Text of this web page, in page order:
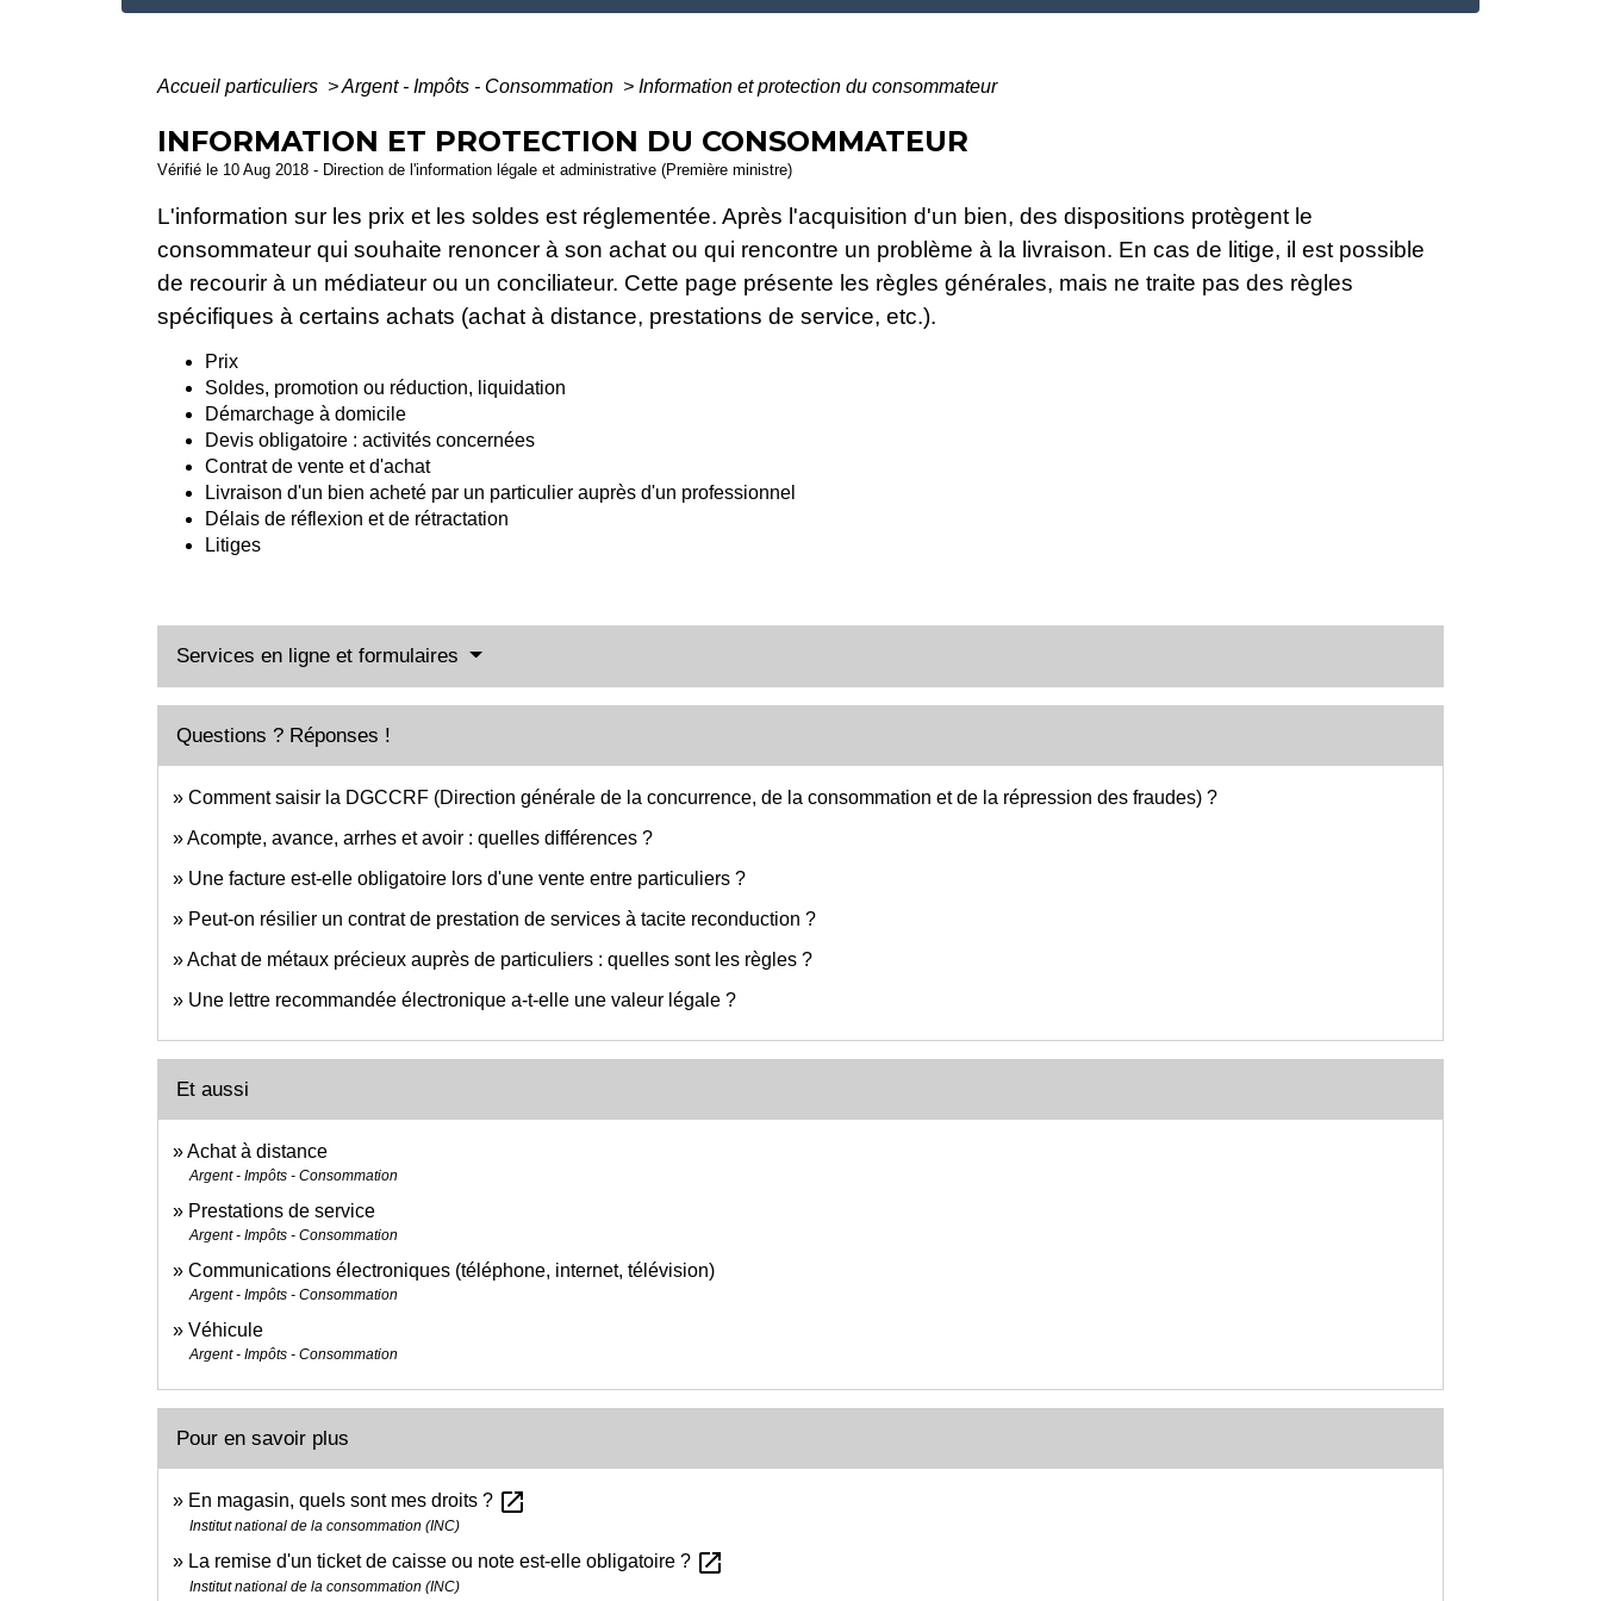
Accueil particuliers >Argent - Impôts - Consommation > Information et protection du consommateur
INFORMATION ET PROTECTION DU CONSOMMATEUR
Vérifié le 10 Aug 2018 - Direction de l'information légale et administrative (Première ministre)
L'information sur les prix et les soldes est réglementée. Après l'acquisition d'un bien, des dispositions protègent le
consommateur qui souhaite renoncer à son achat ou qui rencontre un problème à la livraison. En cas de litige, il est possible
de recourir à un médiateur ou un conciliateur. Cette page présente les règles générales, mais ne traite pas des règles
spécifiques à certains achats (achat à distance, prestations de service, etc.).
Prix
Soldes, promotion ou réduction, liquidation
Démarchage à domicile
Devis obligatoire : activités concernées
Contrat de vente et d'achat
Livraison d'un bien acheté par un particulier auprès d'un professionnel
Délais de réflexion et de rétractation
Litiges
Services en ligne et formulaires
Questions ? Réponses !
Comment saisir la DGCCRF (Direction générale de la concurrence, de la consommation et de la répression des fraudes) ?
Acompte, avance, arrhes et avoir : quelles différences ?
Une facture est-elle obligatoire lors d'une vente entre particuliers ?
Peut-on résilier un contrat de prestation de services à tacite reconduction ?
Achat de métaux précieux auprès de particuliers : quelles sont les règles ?
Une lettre recommandée électronique a-t-elle une valeur légale ?
Et aussi
Achat à distance
Argent - Impôts - Consommation
Prestations de service
Argent - Impôts - Consommation
Communications électroniques (téléphone, internet, télévision)
Argent - Impôts - Consommation
Véhicule
Argent - Impôts - Consommation
Pour en savoir plus
En magasin, quels sont mes droits ? open_in_new
Institut national de la consommation (INC)
La remise d'un ticket de caisse ou note est-elle obligatoire ? open_in_new
Institut national de la consommation (INC)